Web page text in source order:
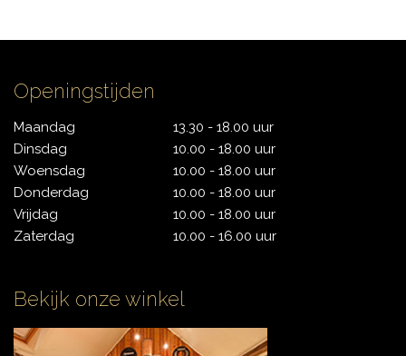
PERCUSSIE
ACCESSOIRES
ONLINE SALE
Openingstijden
Maandag
Dinsdag
Woensdag
Donderdag
Vrijdag
Zaterdag
13.30 - 18.00 uur
10.00 - 18.00 uur
10.00 - 18.00 uur
10.00 - 18.00 uur
10.00 - 18.00 uur
10.00 - 16.00 uur
Bekijk onze winkel